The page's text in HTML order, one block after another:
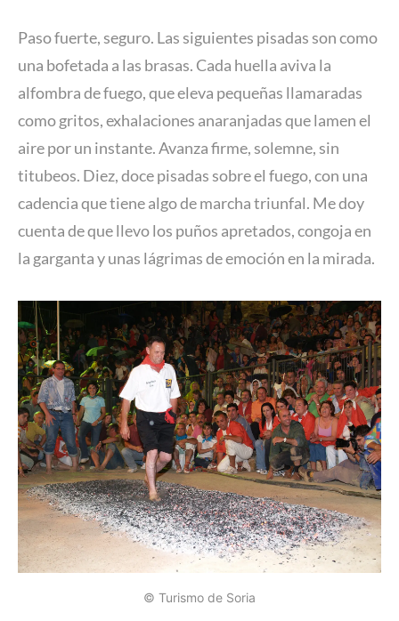
Paso fuerte, seguro. Las siguientes pisadas son como
una bofetada a las brasas. Cada huella aviva la
alfombra de fuego, que eleva pequeñas llamaradas
como gritos, exhalaciones anaranjadas que lamen el
aire por un instante. Avanza firme, solemne, sin
titubeos. Diez, doce pisadas sobre el fuego, con una
cadencia que tiene algo de marcha triunfal. Me doy
cuenta de que llevo los puños apretados, congoja en
la garganta y unas lágrimas de emoción en la mirada.
© Turismo de Soria